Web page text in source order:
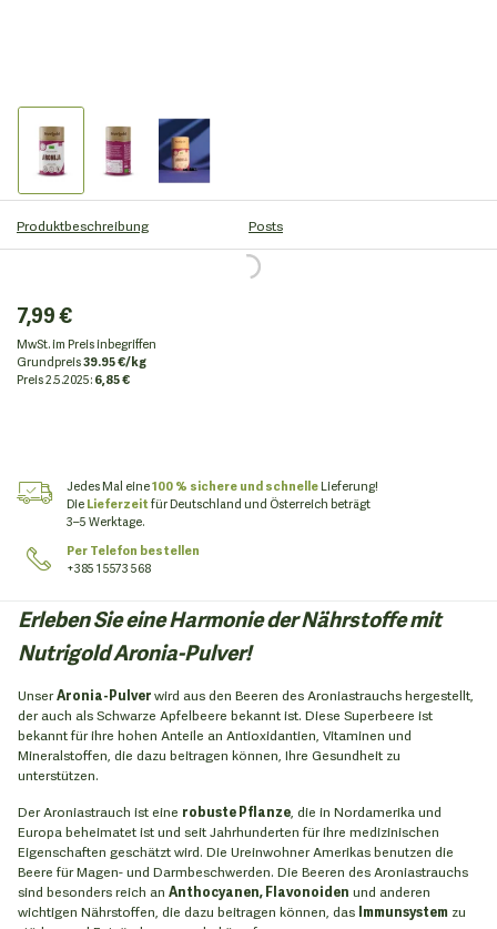
Produktbeschreibung Posts
7,99 €
MwSt. im Preis inbegriffen
Grundpreis39.95 €/kg
Preis2.5.2025:6,85 €
Jedes Mal eine100 % sichere und schnelleLieferung!
DieLieferzeitfür Deutschland und Österreich beträgt
3–5 Werktage.
Per Telefon bestellen
+385 1 5573 568
Erleben Sie eine Harmonie der Nährstoffe mit
Nutrigold Aronia-Pulver!
UnserAronia-Pulverwird aus den Beeren des Aroniastrauchs hergestellt,
der auch als Schwarze Apfelbeere bekannt ist. Diese Superbeere ist
bekannt für ihre hohen Anteile an Antioxidantien, Vitaminen und
Mineralstoffen, die dazu beitragen können, Ihre Gesundheit zu
unterstützen.
Der Aroniastrauch ist eine robuste Pflanze , die in Nordamerika und
Europa beheimatet ist und seit Jahrhunderten für ihre medizinischen
Eigenschaften geschätzt wird. Die Ureinwohner Amerikas benutzen die
Beere für Magen- und Darmbeschwerden. Die Beeren des Aroniastrauchs
sind besonders reich an Anthocyanen, Flavonoiden und anderen
wichtigen Nährstoffen, die dazu beitragen können, das Immunsystem zu